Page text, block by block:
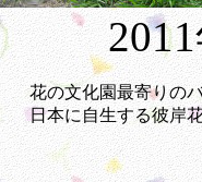
花の文化園最寄りの
日本に自生する彼岸